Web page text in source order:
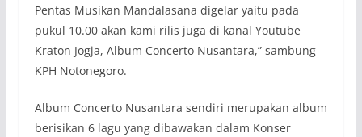
Pentas Musikan Mandalasana digelar yaitu pada
pukul 10.00 akan kami rilis juga di kanal Youtube
Kraton Jogja, Album Concerto Nusantara,” sambung
KPH Notonegoro.
Album Concerto Nusantara sendiri merupakan album
berisikan 6 lagu yang dibawakan dalam Konser